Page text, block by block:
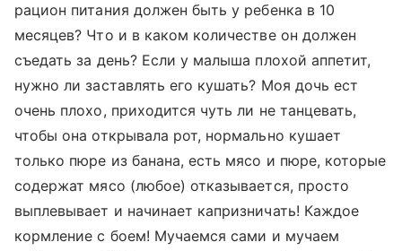
рацион питания должен быть у ребенка в 10
месяцев? Что и в каком количестве он должен
съедать за день? Если у малыша плохой аппетит,
нужно ли заставлять его кушать? Моя дочь ест
очень плохо, приходится чуть ли не танцевать,
чтобы она открывала рот, нормально кушает
только пюре из банана, есть мясо и пюре, которые
содержат мясо (любое) отказывается, просто
выплевывает и начинает капризничать! Каждое
кормление с боем! Мучаемся сами и мучаем